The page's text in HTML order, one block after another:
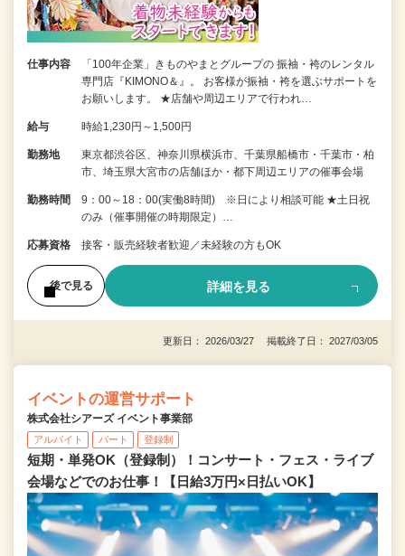
仕事内容
「100年企業」きものやまとグループの 振袖・袴のレンタル
専門店『KIMONO＆』。 お客様が振袖・袴を選ぶサポートを
お願いします。 ★店舗や周辺エリアで行われ…
給与 時給1,230円～1,500円
勤務地
東京都渋谷区、神奈川県横浜市、千葉県船橋市・千葉市・柏
市、埼玉県大宮市の店舗ほか・都下周辺エリアの催事会場
勤務時間
9：00～18：00(実働8時間) ※日により相談可能 ★土日祝
のみ（催事開催の時期限定）…
応募資格 接客・販売経験者歓迎／未経験の方もOK
後で見る 詳細を見る
更新日： 2026/03/27 掲載終了日： 2027/03/05
イベントの運営サポート
株式会社シアーズ イベント事業部
アルバイト パート 登録制
短期・単発OK（登録制）！コンサート・フェス・ライブ
会場などでのお仕事！【日給3万円×日払いOK】